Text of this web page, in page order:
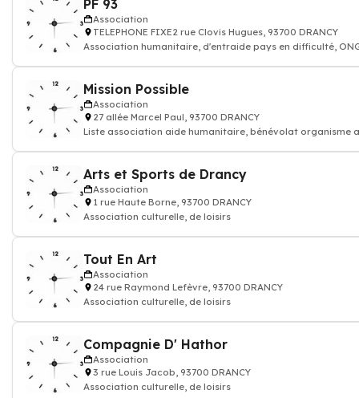
PF 93
Association
TELEPHONE FIXE2 rue Clovis Hugues, 93700 DRANCY
Association humanitaire, d'entraide pays en difficulté,
Mission Possible
Association
27 allée Marcel Paul, 93700 DRANCY
Liste association aide humanitaire, bénévolat organisme
Arts et Sports de Drancy
Association
1 rue Haute Borne, 93700 DRANCY
Association culturelle, de loisirs
Tout En Art
Association
24 rue Raymond Lefèvre, 93700 DRANCY
Association culturelle, de loisirs
Compagnie D' Hathor
Association
3 rue Louis Jacob, 93700 DRANCY
Association culturelle, de loisirs